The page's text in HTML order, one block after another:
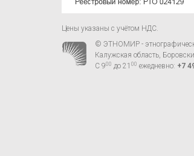
Цены указаны с учётом НДС.
© ЭТНОМИР -
Калужская область,
С 900 до 21 00 ежедневно: +7